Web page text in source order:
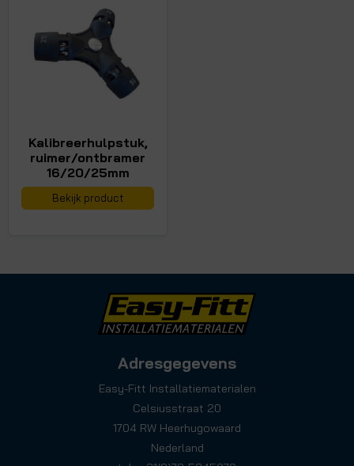
Kalibreerhulpstuk,
ruimer/ontbramer
16/20/25mm
Bekijk product
Adresgegevens
Easy-Fitt Installatiematerialen
Celsiusstraat 20
1704 RW Heerhugowaard
Nederland